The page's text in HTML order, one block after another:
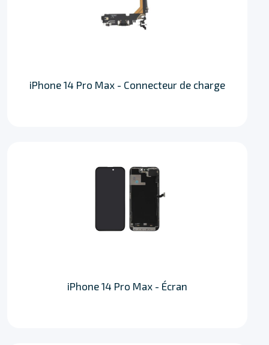
iPhone 14 Pro Max - Connecteur de charge
iPhone 14 Pro Max - Écran